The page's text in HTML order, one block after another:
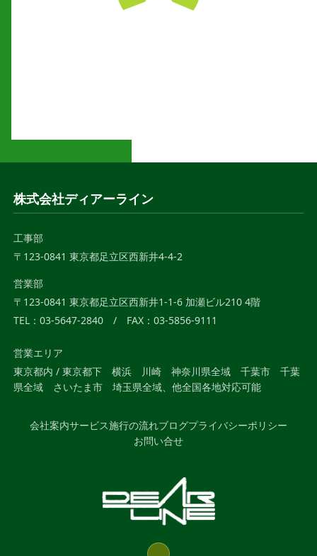
株式会社ディアーライン
工事部
〒123-0841 東京都足立区西新井4-4-2
営業部
〒123-0841 東京都足立区西新井1-1-6 加瀬ビル210 4階
TEL：03-5647-2840 / FAX：03-5856-9111
営業エリア
東京都内 / 東京都下 横浜 川崎 神奈川県全域 千葉市 千葉
県全域 さいたま市 埼玉県全域、他全国各地対応可能
会社案内サービス施行の流れブログプライバシーポリシー
お問い合せ